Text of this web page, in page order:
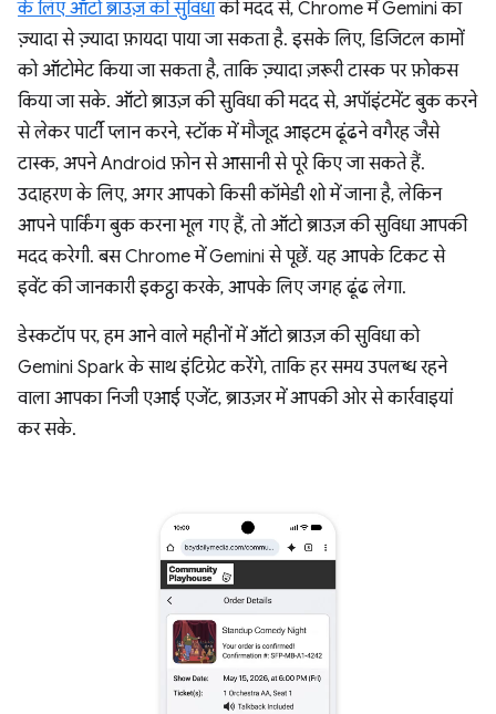
के लिए ऑटो ब्राउज़ की सुविधाकी मदद से, Chrome में Gemini का
ज़्यादा से ज़्यादा फ़ायदा पाया जा सकता है. इसके लिए, डिजिटल कामों
को ऑटोमेट किया जा सकता है, ताकि ज़्यादा ज़रूरी टास्क पर फ़ोकस
किया जा सके. ऑटो ब्राउज़ की सुविधा की मदद से, अपॉइंटमेंट बुक करने
से लेकर पार्टी प्लान करने, स्टॉक में मौजूद आइटम ढूंढने वगैरह जैसे
टास्क, अपने Android फ़ोन से आसानी से पूरे किए जा सकते हैं.
उदाहरण के लिए, अगर आपको किसी कॉमेडी शो में जाना है, लेकिन
आपने पार्किंग बुक करना भूल गए हैं, तो ऑटो ब्राउज़ की सुविधा आपकी
मदद करेगी. बस Chrome में Gemini से पूछें. यह आपके टिकट से
इवेंट की जानकारी इकट्ठा करके, आपके लिए जगह ढूंढ लेगा.
डेस्कटॉप पर, हम आने वाले महीनों में ऑटो ब्राउज़ की सुविधा को
Gemini Spark के साथ इंटिग्रेट करेंगे, ताकि हर समय उपलब्ध रहने
वाला आपका निजी एआई एजेंट, ब्राउज़र में आपकी ओर से कार्रवाइयां
कर सके.